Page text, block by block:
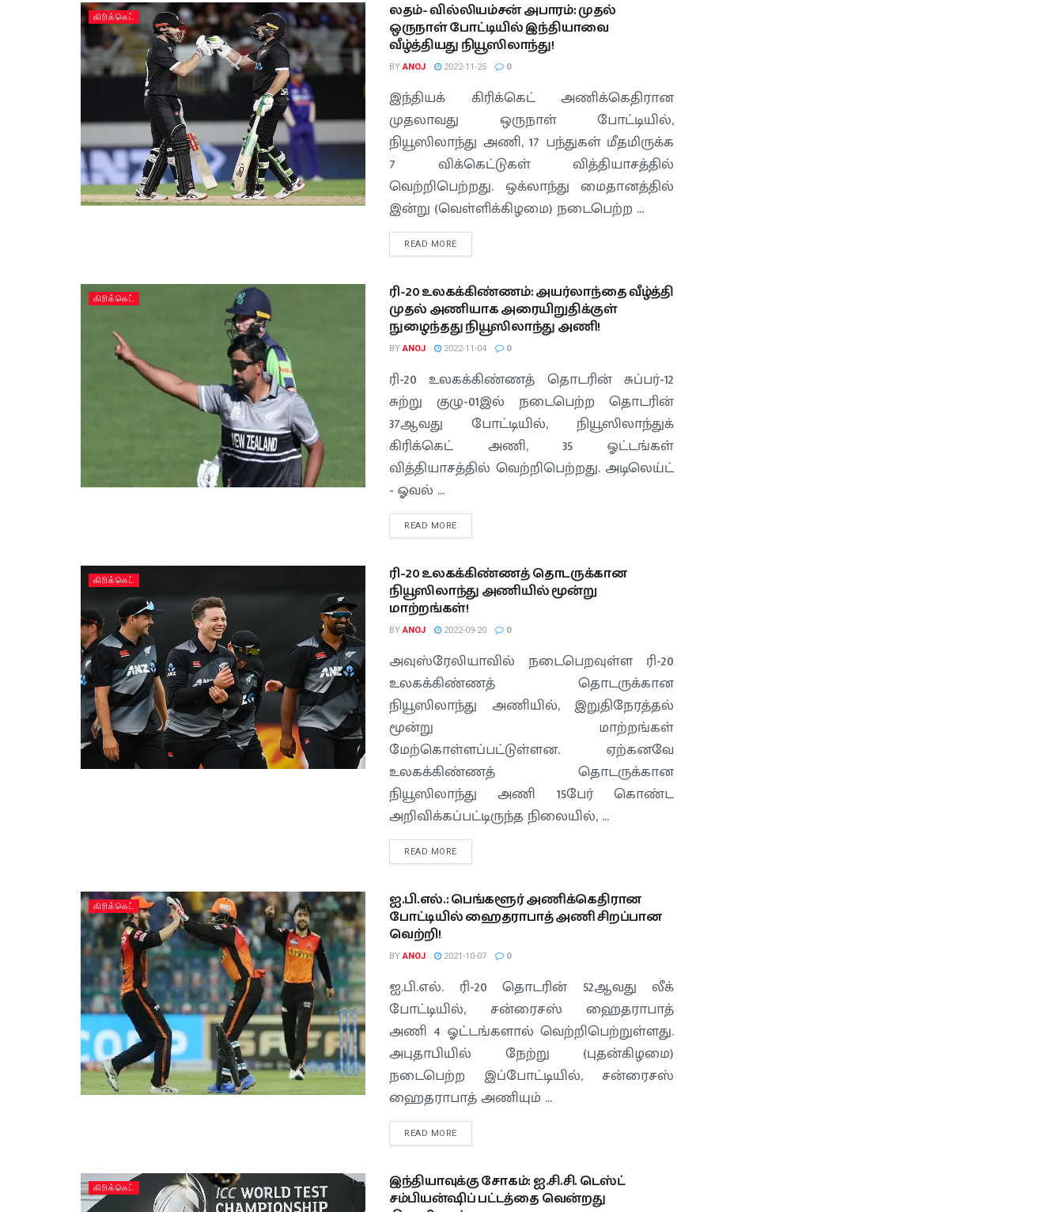
கிரிக்கெட்
லதம்- வில்லியம்சன் அபாரம்: முதல்
ஒருநாள் போட்டியில் இந்தியாவை
வீழ்த்தியது நியூஸிலாந்து!
BY ANOJ 2022-11-25 0
இந்தியக் கிரிக்கெட் அணிக்கெதிரான
முதலாவது ஒருநாள் போட்டியில்,
நியூஸிலாந்து அணி, 17 பந்துகள் மீதமிருக்க
7 விக்கெட்டுகள் வித்தியாசத்தில்
வெற்றிபெற்றது. ஒக்லாந்து மைதானத்தில்
இன்று (வெள்ளிக்கிழமை) நடைபெற்ற ...
READ MORE
கிரிக்கெட்
ரி-20 உலகக்கிண்ணம்: அயர்லாந்தை வீழ்த்தி
முதல் அணியாக அரையிறுதிக்குள்
நுழைந்தது நியூஸிலாந்து அணி!
BY ANOJ 2022-11-04 0
ரி-20 உலகக்கிண்ணத் தொடரின் சுப்பர்-12
சுற்று குழு-01இல் நடைபெற்ற தொடரின்
37ஆவது போட்டியில், நியூஸிலாந்துக்
கிரிக்கெட் அணி, 35 ஓட்டங்கள்
வித்தியாசத்தில் வெற்றிபெற்றது. அடிலெய்ட்
- ஓவல் ...
READ MORE
கிரிக்கெட்
ரி-20 உலகக்கிண்ணத் தொடருக்கான
நியூஸிலாந்து அணியில் மூன்று
மாற்றங்கள்!
BY ANOJ 2022-09-20 0
அவுஸ்ரேலியாவில் நடைபெறவுள்ள ரி-20
உலகக்கிண்ணத் தொடருக்கான
நியூஸிலாந்து அணியில், இறுதிநேரத்தல்
மூன்று மாற்றங்கள்
மேற்கொள்ளப்பட்டுள்ளன. ஏற்கனவே
உலகக்கிண்ணத் தொடருக்கான
நியூஸிலாந்து அணி 15பேர் கொண்ட
அறிவிக்கப்பட்டிருந்த நிலையில், ...
READ MORE
கிரிக்கெட்
ஐ.பி.எல்.: பெங்களூர் அணிக்கெதிரான
போட்டியில் ஹைதராபாத் அணி சிறப்பான
வெற்றி!
BY ANOJ 2021-10-07 0
ஐ.பி.எல். ரி-20 தொடரின் 52ஆவது லீக்
போட்டியில், சன்ரைசஸ் ஹைதராபாத்
அணி 4 ஓட்டங்களால் வெற்றிபெற்றுள்ளது.
அபுதாபியில் நேற்று (புதன்கிழமை)
நடைபெற்ற இப்போட்டியில், சன்ரைசஸ்
ஹைதராபாத் அணியும் ...
READ MORE
கிரிக்கெட்
இந்தியாவுக்கு சோகம்: ஐ.சி.சி. டெஸ்ட்
சம்பியன்ஷிப் பட்டத்தை வென்றது